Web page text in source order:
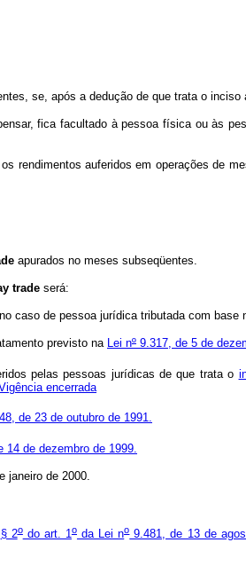
se, após a dedução de que trata o
fica facultado à pessoa física ou às
rendimentos auferidos em operações de
apurados no meses subseqüentes.
trade será:
caso de pessoa jurídica tributada com base
previsto na Lei nº 9.317, de 5 de
pelas pessoas jurídicas de que trata o
encerrada
de 23 de outubro de 1991.
14 de dezembro de 1999.
janeiro de 2000.
§ 2odo art. 1oda Lei no9.481, de 13 de